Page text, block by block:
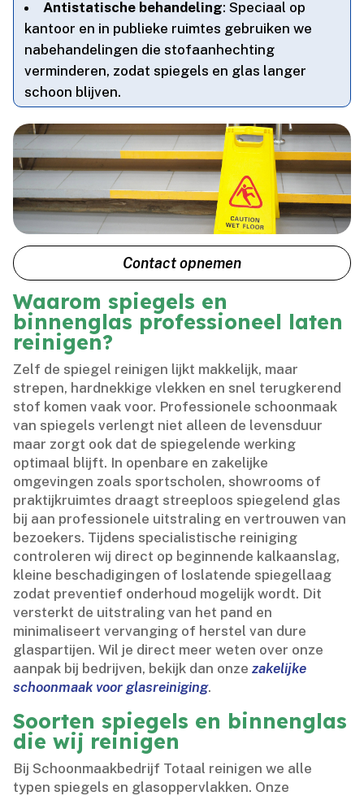
Antistatische behandeling: Speciaal op
kantoor en in publieke ruimtes gebruiken we
nabehandelingen die stofaanhechting
verminderen, zodat spiegels en glas langer
schoon blijven.​
Contact opnemen
Waarom spiegels en
binnenglas professioneel laten
reinigen?
Zelf de spiegel reinigen lijkt makkelijk, maar
strepen, hardnekkige vlekken en snel terugkerend
stof komen vaak voor.​ Professionele schoonmaak
van spiegels verlengt niet alleen de levensduur
maar zorgt ook dat de spiegelende werking
optimaal blijft.​ In openbare en zakelijke
omgevingen zoals sportscholen, showrooms of
praktijkruimtes draagt streeploos spiegelend glas
bij aan professionele uitstraling en vertrouwen van
bezoekers.​ Tijdens specialistische reiniging
controleren wij direct op beginnende kalkaanslag,
kleine beschadigingen of loslatende spiegellaag
zodat preventief onderhoud mogelijk wordt.​ Dit
versterkt de uitstraling van het pand en
minimaliseert vervanging of herstel van dure
glaspartijen.​ Wil je direct meer weten over onze
aanpak bij bedrijven, bekijk dan onzezakelijke
schoonmaak voor glasreiniging.​
Soorten spiegels en binnenglas
die wij reinigen
Bij Schoonmaakbedrijf Totaal reinigen we alle
typen spiegels en glasoppervlakken.​ Onze